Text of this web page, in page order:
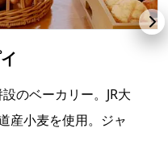
のベーカリー。JR大
産小麦を使用。ジャ